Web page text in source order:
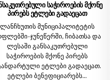
საჭიროების მქონე
პირებს ეტლები გადაეცათ
ლანჩხუთის მუნიციპალიტეტის
ჯუნეწერში, ჩიბათსა და
ლესაში განსაკუთრებული
საჭიროების მქონე პირებს
ეტლები გადაეცათ.
ეტლები ბენეფიციარებს…